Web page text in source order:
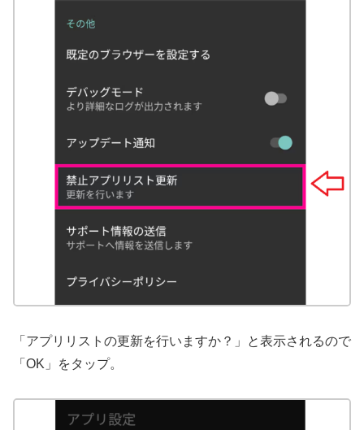
「アプリリストの更新を行いますか？」と表示されるので
「OK」をタップ。